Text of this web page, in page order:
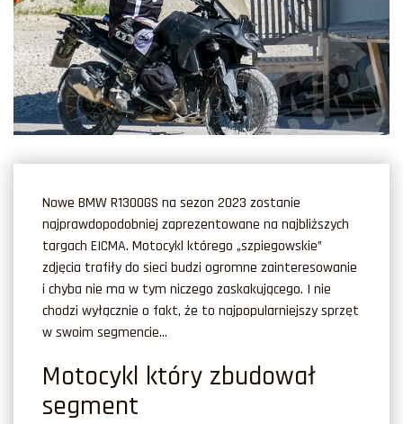
Nowe BMW R1300GS na sezon 2023 zostanie
najprawdopodobniej zaprezentowane na najbliższych
targach EICMA. Motocykl którego „szpiegowskie”
zdjęcia trafiły do sieci budzi ogromne zainteresowanie
i chyba nie ma w tym niczego zaskakującego. I nie
chodzi wyłącznie o fakt, że to najpopularniejszy sprzęt
w swoim segmencie…
Motocykl który zbudował
segment